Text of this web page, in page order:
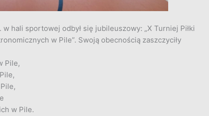
w hali sportowej odbył się jubileuszowy: „X Turniej Piłki
w Pile”. Swoją obecnością zaszczyciły
Pile,
w Pile.